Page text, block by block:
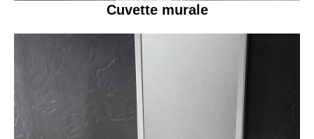
Cuvette murale